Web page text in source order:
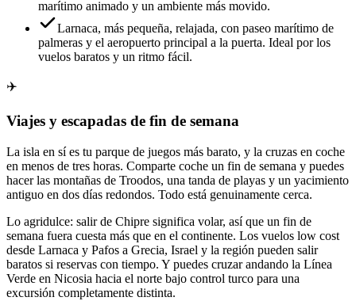
marítimo animado y un ambiente más movido.
Larnaca, más pequeña, relajada, con paseo marítimo de
palmeras y el aeropuerto principal a la puerta. Ideal por los
vuelos baratos y un ritmo fácil.
✈️
Viajes y escapadas de fin de semana
La isla en sí es tu parque de juegos más barato, y la cruzas en coche
en menos de tres horas. Comparte coche un fin de semana y puedes
hacer las montañas de Troodos, una tanda de playas y un yacimiento
antiguo en dos días redondos. Todo está genuinamente cerca.
Lo agridulce: salir de Chipre significa volar, así que un fin de
semana fuera cuesta más que en el continente. Los vuelos low cost
desde Larnaca y Pafos a Grecia, Israel y la región pueden salir
baratos si reservas con tiempo. Y puedes cruzar andando la Línea
Verde en Nicosia hacia el norte bajo control turco para una
excursión completamente distinta.